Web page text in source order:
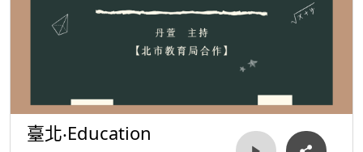
臺北‧Education